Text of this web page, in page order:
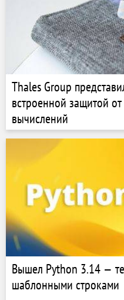
Thales Group
встроенной защитой
вычислений
Вышел Python 3.14 —
шаблонными строками